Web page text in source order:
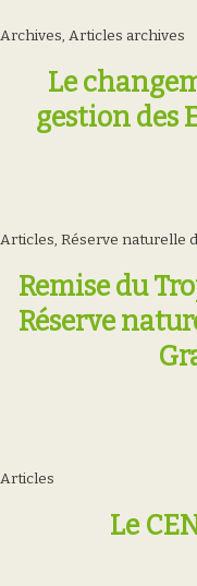
Archives, Articles archives
Le
gestion des
Articles, Réserve naturelle
Remise du
Réserve
Articles
Le